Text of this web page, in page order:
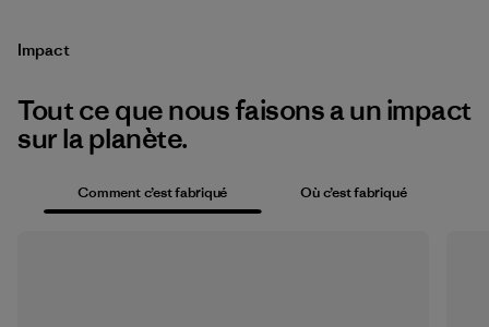
Impact
Tout ce que nous faisons a un impact
sur la planète.
Comment c’est fabriqué Où c’est fabriqué